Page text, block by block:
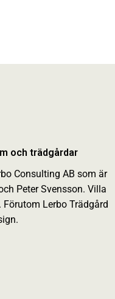
och trädgårdar
Consulting AB som är
Peter Svensson. Villa
Lerbo Trädgård